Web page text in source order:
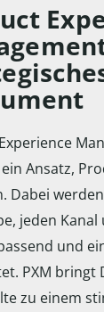
ein Ansatz,
Dabei
jeden Kanal
und
PXM bringt
zu einem